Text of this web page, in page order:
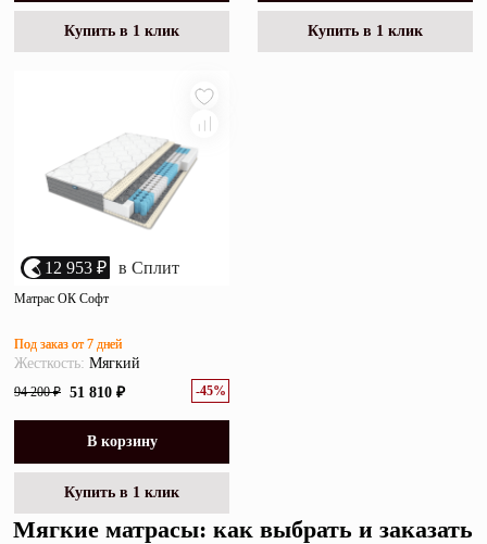
Купить в 1 клик Купить в 1 клик
12 953 ₽ в Сплит
Матрас ОК Софт
94 200 ₽ 51 810 ₽ -45%
Под заказ от 7 дней
Жесткость: Мягкий
В корзину
Купить в 1 клик
Мягкие матрасы: как выбрать и заказать